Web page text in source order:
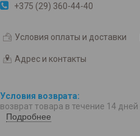
+375 (29) 360-44-40
Условия оплаты и доставки
Адрес и контакты
возврат товара в течение 14 дней
Подробнее